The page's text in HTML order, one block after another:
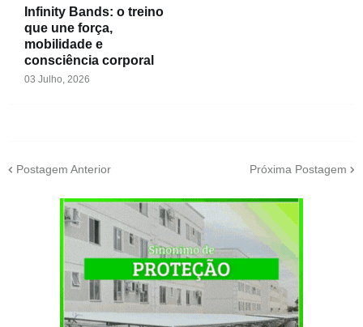
Infinity Bands: o treino
que une força,
mobilidade e
consciência corporal
03 Julho, 2026
Postagem Anterior Próxima Postagem